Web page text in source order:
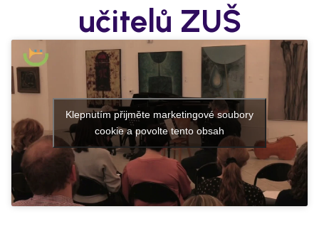
učitelů ZUŠ
Klepnutím přijměte marketingové soubory
cookie a povolte tento obsah